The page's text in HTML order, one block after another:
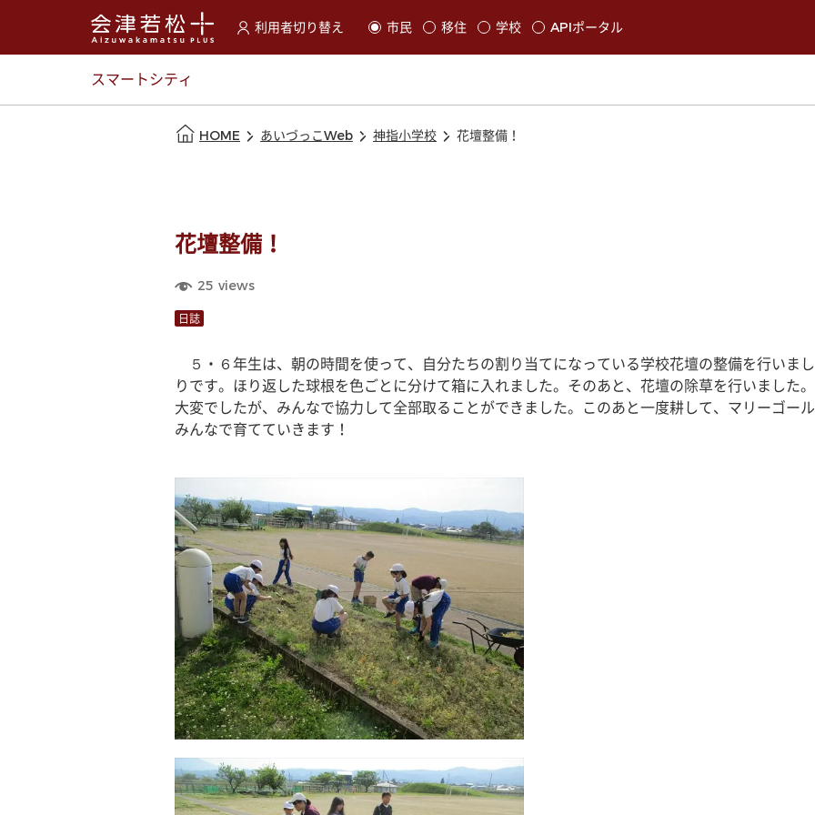
利用者切り替え
選択すると利用者の切替が発生します
市民 移住 学校 APIポータル
スマートシティ
HOME あいづっこWeb 神指小学校 花壇整備！
花壇整備！
25 views
日誌
５・６年生は、朝の時間を使って、自分たちの割り当てになっている学校花壇の整備を行いま
りです。ほり返した球根を色ごとに分けて箱に入れました。そのあと、花壇の除草を行いました
大変でしたが、みんなで協力して全部取ることができました。このあと一度耕して、マリーゴー
みんなで育てていきます！